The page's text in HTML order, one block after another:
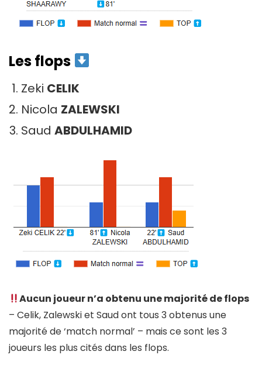
Les flops
Zeki CELIK
Nicola ZALEWSKI
Saud ABDULHAMID
Aucun joueur n’a obtenu une majorité de flops
– Celik, Zalewski et Saud ont tous 3 obtenus une
majorité de ‘match normal’ – mais ce sont les 3
joueurs les plus cités dans les flops.